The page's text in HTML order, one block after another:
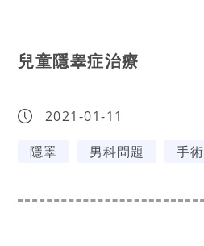
兒童隱睾症治療
2021-01-11
隱睪
男科問題 手術